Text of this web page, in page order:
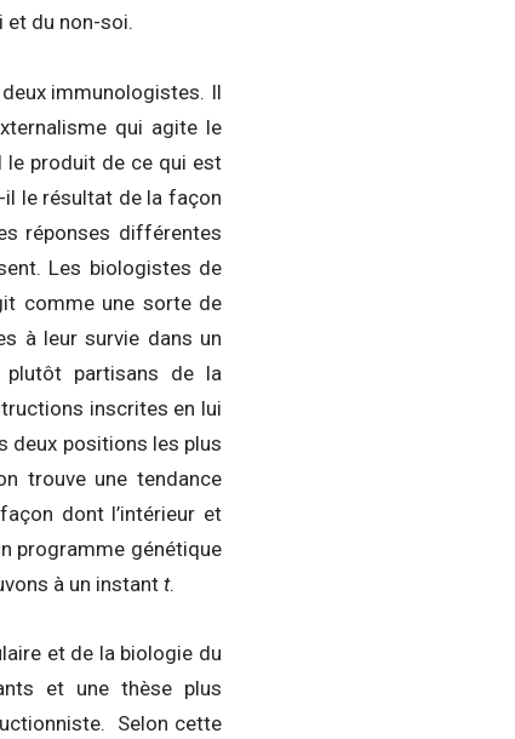
et du non-soi.
immunologistes. Il
qui agite le
le produit de ce qui est
il le résultat de la façon
réponses différentes
Les biologistes de
comme une sorte de
à leur survie dans un
plutôt partisans de la
inscrites en lui
deux positions les plus
trouve une tendance
dont l’intérieur et
programme génétique
à un instant t.
et de la biologie du
et une thèse plus
Selon cette